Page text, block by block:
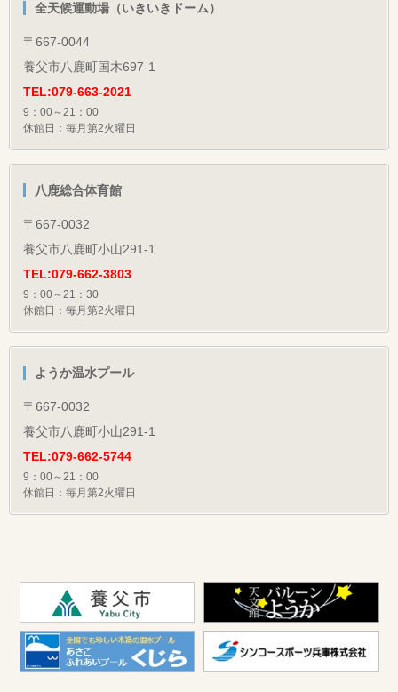
全天候運動場（いきいきドーム）
〒667-0044
養父市八鹿町国木697-1
TEL:079-663-2021
9：00～21：00
休館日：毎月第2火曜日
八鹿総合体育館
〒667-0032
養父市八鹿町小山291-1
TEL:079-662-3803
9：00～21：30
休館日：毎月第2火曜日
ようか温水プール
〒667-0032
養父市八鹿町小山291-1
TEL:079-662-5744
9：00～21：00
休館日：毎月第2火曜日